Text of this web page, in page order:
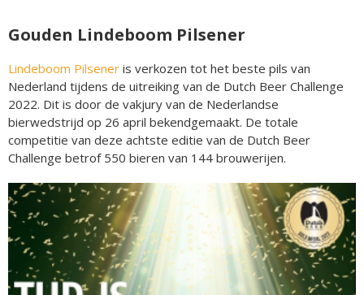
Gouden Lindeboom Pilsener
Lindeboom Pilsener is verkozen tot het beste pils van
Nederland tijdens de uitreiking van de Dutch Beer Challenge
2022. Dit is door de vakjury van de Nederlandse
bierwedstrijd op 26 april bekendgemaakt. De totale
competitie van deze achtste editie van de Dutch Beer
Challenge betrof 550 bieren van 144 brouwerijen.